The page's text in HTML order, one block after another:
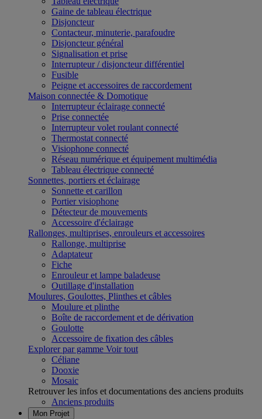
Gaine de tableau électrique
Disjoncteur
Contacteur, minuterie, parafoudre
Disjoncteur général
Signalisation et prise
Interrupteur / disjoncteur différentiel
Fusible
Peigne et accessoires de raccordement
Maison connectée & Domotique
Interrupteur éclairage connecté
Prise connectée
Interrupteur volet roulant connecté
Thermostat connecté
Visiophone connecté
Réseau numérique et équipement multimédia
Tableau électrique connecté
Sonnettes, portiers et éclairage
Sonnette et carillon
Portier visiophone
Détecteur de mouvements
Accessoire d'éclairage
Rallonges, multiprises, enrouleurs et accessoires
Rallonge, multiprise
Adaptateur
Fiche
Enrouleur et lampe baladeuse
Outillage d'installation
Moulures, Goulottes, Plinthes et câbles
Moulure et plinthe
Boîte de raccordement et de dérivation
Goulotte
Accessoire de fixation des câbles
Explorer par gamme Voir tout
Céliane
Dooxie
Mosaic
Retrouver les infos et documentations des anciens produits
Anciens produits
Mon Projet